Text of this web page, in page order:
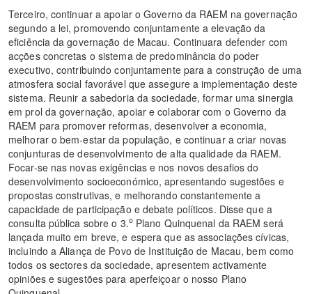
Terceiro, continuar a apoiar o Governo da RAEM na governação
segundo a lei, promovendo conjuntamente a elevação da
eficiência da governação de Macau. Continuara defender com
acções concretas o sistema de predominância do poder
executivo, contribuindo conjuntamente para a construção de uma
atmosfera social favorável que assegure a implementação deste
sistema. Reunir a sabedoria da sociedade, formar uma sinergia
em prol da governação, apoiar e colaborar com o Governo da
RAEM para promover reformas, desenvolver a economia,
melhorar o bem-estar da população, e continuar a criar novas
conjunturas de desenvolvimento de alta qualidade da RAEM.
Focar-se nas novas exigências e nos novos desafios do
desenvolvimento socioeconómico, apresentando sugestões e
propostas construtivas, e melhorando constantemente a
capacidade de participação e debate políticos. Disse que a
consulta pública sobre o 3.oPlano Quinquenal da RAEM será
lançada muito em breve, e espera que as associações cívicas,
incluindo a Aliança de Povo de Instituição de Macau, bem como
todos os sectores da sociedade, apresentem activamente
opiniões e sugestões para aperfeiçoar o nosso Plano